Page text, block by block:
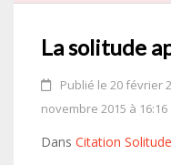
La solitude
Publié le 20 février
novembre 2015 à 16:16
Dans Citation Solitude